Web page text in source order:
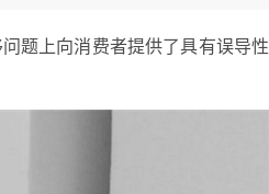
题上向消费者提供了具有误导性